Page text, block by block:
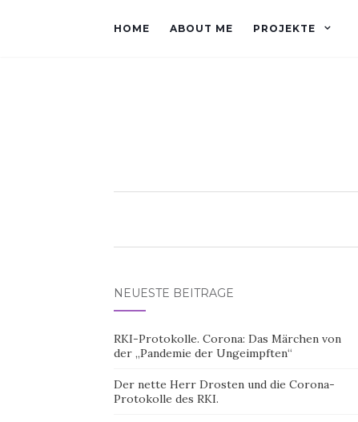
HOME ABOUT ME PROJEKTE
NEUESTE BEITRÄGE
RKI-Protokolle. Corona: Das Märchen von
der „Pandemie der Ungeimpften“
Der nette Herr Drosten und die Corona-
Protokolle des RKI.